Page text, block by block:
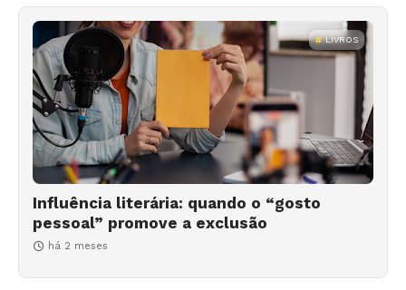
LIVROS
Influência literária: quando o “gosto
pessoal” promove a exclusão
há 2 meses